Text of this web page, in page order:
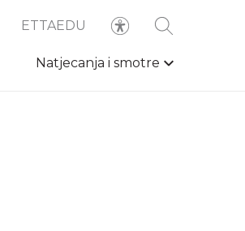
ETTAEDU
Natjecanja i smotre